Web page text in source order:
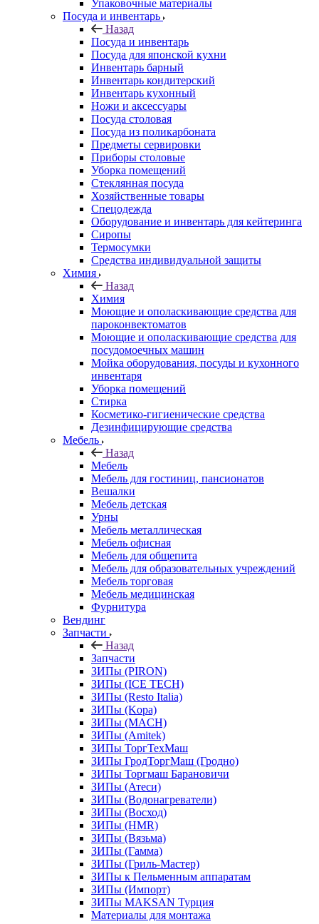
Упаковочные материалы
Посуда и инвентарь
Назад
Посуда и инвентарь
Посуда для японской кухни
Инвентарь барный
Инвентарь кондитерский
Инвентарь кухонный
Ножи и аксессуары
Посуда столовая
Посуда из поликарбоната
Предметы сервировки
Приборы столовые
Уборка помещений
Стеклянная посуда
Хозяйственные товары
Спецодежда
Оборудование и инвентарь для кейтеринга
Сиропы
Термосумки
Средства индивидуальной защиты
Химия
Назад
Химия
Моющие и ополаскивающие средства для
пароконвектоматов
Моющие и ополаскивающие средства для
посудомоечных машин
Мойка оборудования, посуды и кухонного
инвентаря
Уборка помещений
Стирка
Косметико-гигиенические средства
Дезинфицирующие средства
Мебель
Назад
Мебель
Мебель для гостиниц, пансионатов
Вешалки
Мебель детская
Урны
Мебель металлическая
Мебель офисная
Мебель для общепита
Мебель для образовательных учреждений
Мебель торговая
Мебель медицинская
Фурнитура
Вендинг
Запчасти
Назад
Запчасти
ЗИПы (PIRON)
ЗИПы (ICE TECH)
ЗИПы (Resto Italia)
ЗИПы (Kopa)
ЗИПы (MACH)
ЗИПы (Amitek)
ЗИПы ТоргТехМаш
ЗИПы ГродТоргМаш (Гродно)
ЗИПы Торгмаш Барановичи
ЗИПы (Атеси)
ЗИПы (Водонагреватели)
ЗИПы (Восход)
ЗИПы (HMR)
ЗИПы (Вязьма)
ЗИПы (Гамма)
ЗИПы (Гриль-Мастер)
ЗИПы к Пельменным аппаратам
ЗИПы (Импорт)
ЗИПы MAKSAN Турция
Материалы для монтажа